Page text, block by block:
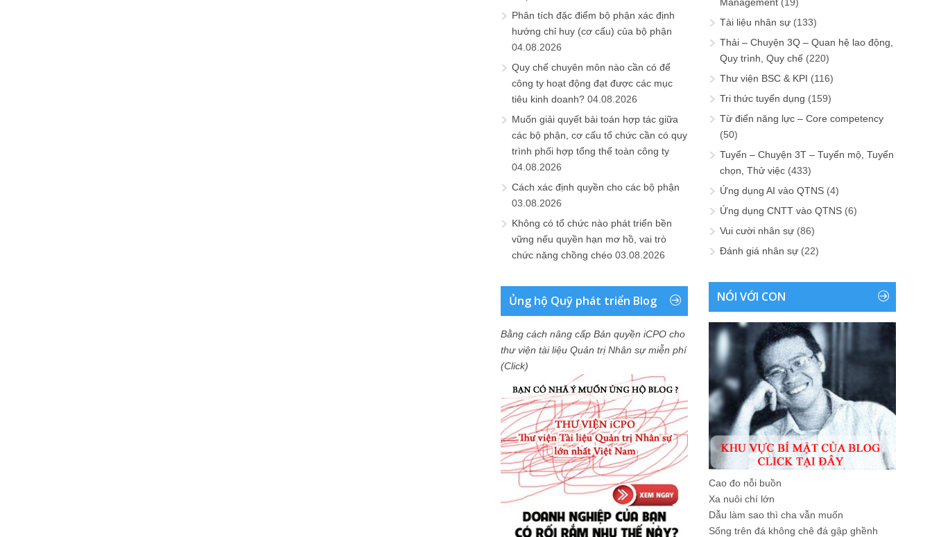
Phân tích đặc điểm bộ phận xác định
hướng chỉ huy (cơ cấu) của bộ phận
04.08.2026
Quy chế chuyên môn nào cần có để
công ty hoạt động đạt được các mục
tiêu kinh doanh? 04.08.2026
Muốn giải quyết bài toán hợp tác giữa
các bộ phận, cơ cấu tổ chức cần có quy
trình phối hợp tổng thể toàn công ty
04.08.2026
Cách xác định quyền cho các bộ phận
03.08.2026
Không có tổ chức nào phát triển bền
vững nếu quyền hạn mơ hồ, vai trò
chức năng chồng chéo 03.08.2026
Ủng hộ Quỹ phát triển Blog
Bằng cách nâng cấp Bản quyền iCPO cho
thư viện tài liệu Quản trị Nhân sự miễn phí
(Click)
Management (19)
Tài liệu nhân sự (133)
Thải – Chuyện 3Q – Quan hệ lao động,
Quy trình, Quy chế (220)
Thư viện BSC & KPI (116)
Tri thức tuyển dụng (159)
Từ điển năng lực – Core competency
(50)
Tuyển – Chuyện 3T – Tuyển mộ, Tuyển
chọn, Thử việc (433)
Ứng dụng AI vào QTNS (4)
Ứng dụng CNTT vào QTNS (6)
Vui cười nhân sự (86)
Đánh giá nhân sự (22)
NÓI VỚI CON
Cao đo nỗi buồn
Xa nuôi chí lớn
Dẫu làm sao thì cha vẫn muốn
Sống trên đá không chê đá gập ghềnh